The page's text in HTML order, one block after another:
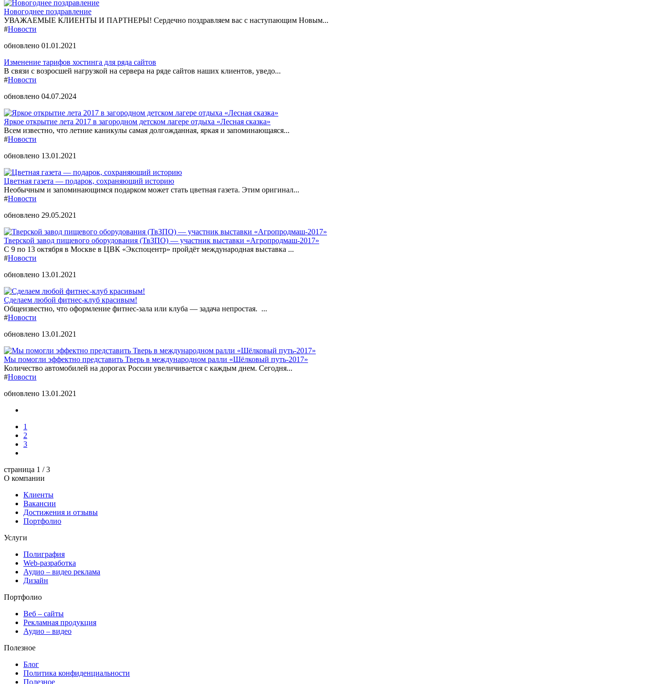
Новогоднее поздравление
УВАЖАЕМЫЕ КЛИЕНТЫ И ПАРТНЕРЫ! Сердечно поздравляем вас с наступающим Новым...
#Новости
обновлено 01.01.2021
Изменение тарифов хостинга для ряда сайтов
В связи с возросшей нагрузкой на сервера на ряде сайтов наших клиентов, уведо...
#Новости
обновлено 04.07.2024
Яркое открытие лета 2017 в загородном детском лагере отдыха «Лесная сказка»
Всем известно, что летние каникулы самая долгожданная, яркая и запоминающаяся...
#Новости
обновлено 13.01.2021
Цветная газета — подарок, сохраняющий историю
Необычным и запоминающимся подарком может стать цветная газета. Этим оригинал...
#Новости
обновлено 29.05.2021
Тверской завод пищевого оборудования (ТвЗПО) — участник выставки «Агропродмаш-2017»
С 9 по 13 октября в Москве в ЦВК «Экспоцентр» пройдёт международная выставка ...
#Новости
обновлено 13.01.2021
Сделаем любой фитнес-клуб красивым!
Общеизвестно, что оформление фитнес-зала или клуба — задача непростая. ...
#Новости
обновлено 13.01.2021
Мы помогли эффектно представить Тверь в международном ралли «Шёлковый путь-2017»
Количество автомобилей на дорогах России увеличивается с каждым днем. Сегодня...
#Новости
обновлено 13.01.2021
1
2
3
страница 1 / 3
О компании
Клиенты
Вакансии
Достижения и отзывы
Портфолио
Услуги
Полиграфия
Web-разработка
Аудио – видео реклама
Дизайн
Портфолио
Веб – сайты
Рекламная продукция
Аудио – видео
Полезное
Блог
Политика конфиденциальности
Полезное